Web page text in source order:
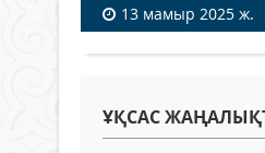
13 мамыр 2025 ж.
ҰҚСАС